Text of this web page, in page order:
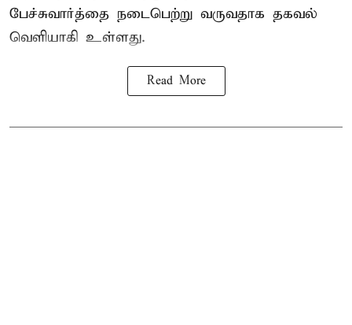
பேச்சுவார்த்தை நடைபெற்று வருவதாக தகவல்
வெளியாகி உள்ளது.
Read More